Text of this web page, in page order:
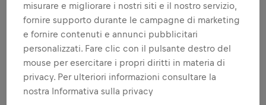
RACCOLTA FONDI DONA
Dona per fare la differenza! Il 100% della tua
donazione viene devoluto alla ricerca sul midollo
spinale.
STORIA
misurare e migliorare i nostri siti e il nostro servizio,
fornire supporto durante le campagne di marketing
e fornire contenuti e annunci pubblicitari
personalizzati. Fare clic con il pulsante destro del
mouse per esercitare i propri diritti in materia di
privacy. Per ulteriori informazioni consultare la
nostra Informativa sulla privacy